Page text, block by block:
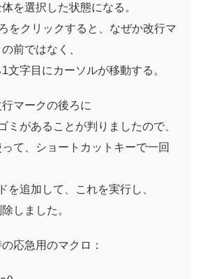
を選択した状態になる。
をクリックすると、なぜか改行マ
前ではなく、
文字目にカーソルが移動する。
マークの後ろに
ミがあることが判りましたので、
て、ショートカットキーで一回
を追加して、これを実行し、
しました。
応急用のマクロ：